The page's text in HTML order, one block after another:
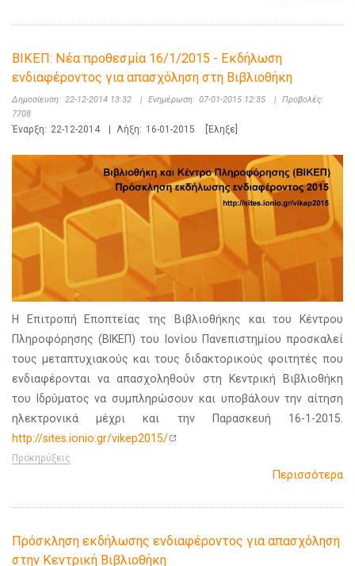
ΒΙΚΕΠ: Νέα προθεσμία 16/1/2015 - Εκδήλωση
ενδιαφέροντος για απασχόληση στη Βιβλιοθήκη
Δημοσίευση: 22-12-2014 13:32 | Ενημέρωση: 07-01-2015 12:35 | Προβολές:
7708
Έναρξη: 22-12-2014 | Λήξη: 16-01-2015 [Έληξε]
Η Επιτροπή Εποπτείας της Βιβλιοθήκης και του Κέντρου
Πληροφόρησης (ΒΙΚΕΠ) του Ιονίου Πανεπιστημίου προσκαλεί
τους μεταπτυχιακούς και τους διδακτορικούς φοιτητές που
ενδιαφέρονται να απασχοληθούν στη Κεντρική Βιβλιοθήκη
του Ιδρύματος να συμπληρώσουν και υποβάλουν την αίτηση
ηλεκτρονικά μέχρι και την Παρασκευή 16-1-2015.
http://sites.ionio.gr/vikep2015/
Προκηρύξεις
Περισσότερα
Πρόσκληση εκδήλωσης ενδιαφέροντος για απασχόληση
στην Κεντρική Βιβλιοθήκη